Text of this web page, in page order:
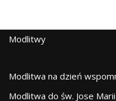
Modlitwy
Modlitwa na dzień
Modlitwa do św. Jose